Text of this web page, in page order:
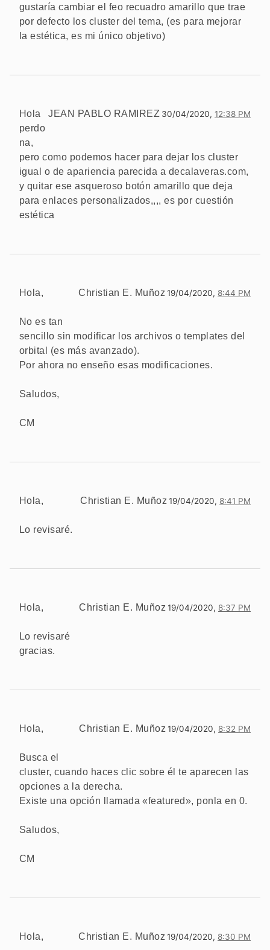
gustaría cambiar el feo recuadro amarillo que trae
por defecto los cluster del tema, (es para mejorar
la estética, es mi único objetivo)
JEAN PABLO RAMIREZ 30/04/2020, 12:38 PM
Hola
perdo
na,
pero como podemos hacer para dejar los cluster
igual o de apariencia parecida a decalaveras.com,
y quitar ese asqueroso botón amarillo que deja
para enlaces personalizados,,,, es por cuestión
estética
Christian E. Muñoz 19/04/2020, 8:44 PM
Hola,
No es tan
sencillo sin modificar los archivos o templates del
orbital (es más avanzado).
Por ahora no enseño esas modificaciones.
Saludos,
CM
Christian E. Muñoz 19/04/2020, 8:41 PM
Hola,
Lo revisaré.
Christian E. Muñoz 19/04/2020, 8:37 PM
Hola,
Lo revisaré
gracias.
Christian E. Muñoz 19/04/2020, 8:32 PM
Hola,
Busca el
cluster, cuando haces clic sobre él te aparecen las
opciones a la derecha.
Existe una opción llamada «featured», ponla en 0.
Saludos,
CM
Christian E. Muñoz 19/04/2020, 8:30 PM
Hola,